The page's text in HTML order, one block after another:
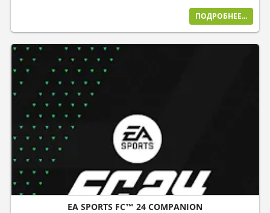
ПОДРОБНЕЕ...
EA SPORTS FC™ 24 COMPANION